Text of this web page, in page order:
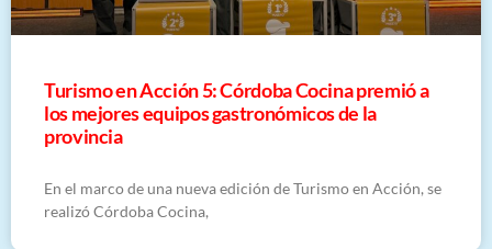
Turismo en Acción 5: Córdoba Cocina premió a
los mejores equipos gastronómicos de la
provincia
En el marco de una nueva edición de Turismo en Acción, se
realizó Córdoba Cocina,